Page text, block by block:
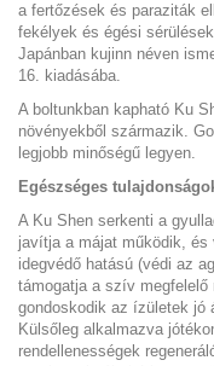
a fertőzések és paraziták
fekélyek és égési
Japánban kujinn néven
16. kiadásába.
A boltunkban kapható Ku
növényekből származik.
legjobb minőségű legyen.
Egészséges
A Ku Shen serkenti a
javítja a májat működik,
idegvédő hatású (védi az
támogatja a szív megfelelő
gondoskodik az ízületek jó
Külsőleg alkalmazva
rendellenességek